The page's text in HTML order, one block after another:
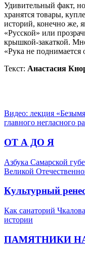
Удивительный факт,
хранятся товары,
историй, конечно же,
«Русской» или
крышкой-закаткой.
«Рука не поднимается
Текст: Анастасия
Видео: лекция
главного негласного
ОТ А ДО Я
Азбука Самарской
Великой
Культурный
Как санаторий
истории
ПАМЯТНИКИ